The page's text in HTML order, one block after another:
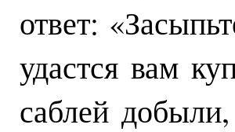
ответ:
удастся вам
саблей